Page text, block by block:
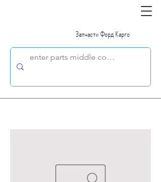
Запчасти Форд Карго